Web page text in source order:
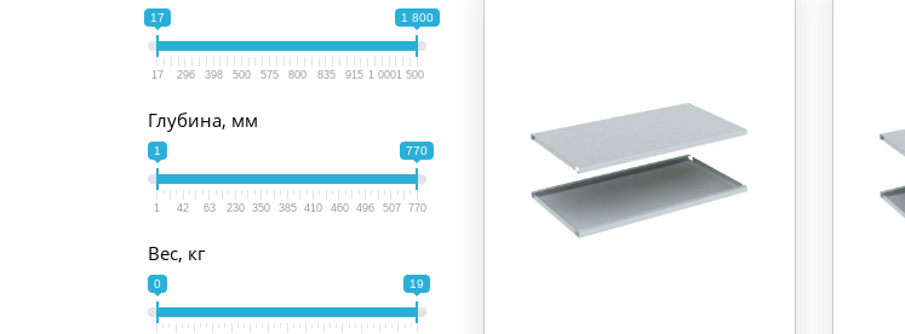
17 1 800
17 296 398 500 575 800 835 915 1 0001 500
Глубина, мм
1 770
1 42 63 230 350 385 410 460 496 507 770
Вес, кг
0 19